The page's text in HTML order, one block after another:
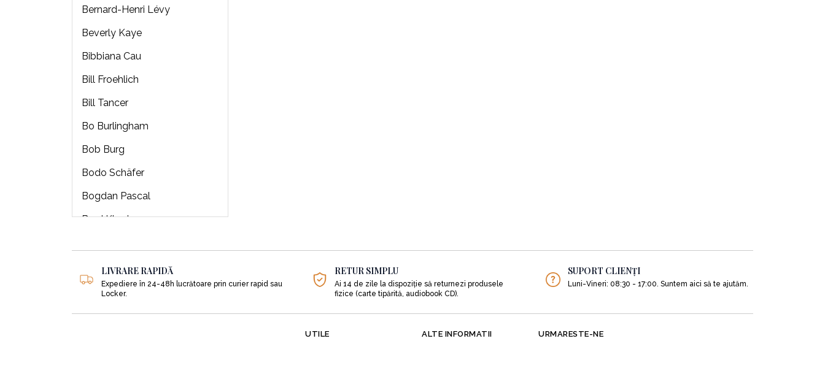
Bernard-Henri Lévy
Beverly Kaye
Bibbiana Cau
Bill Froehlich
Bill Tancer
Bo Burlingham
Bob Burg
Bodo Schäfer
Bogdan Pascal
Brad Klontz
Brian J Robertson
Brian Tracy
Bryan Hubbard
LIVRARE RAPIDĂ
Expediere în 24-48h lucrătoare prin curier rapid sau
Locker.
RETUR SIMPLU
Ai 14 de zile la dispoziție să returnezi produsele
fizice (carte tipărită, audiobook CD).
SUPORT CLIENȚI
Luni-Vineri: 08:30 - 17:00. Suntem aici să te ajutăm.
UTILE ALTE INFORMATII URMARESTE-NE